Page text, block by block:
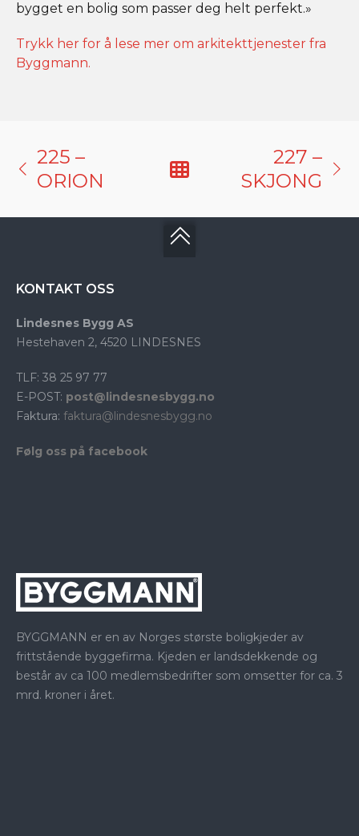
bygget en bolig som passer deg helt perfekt.»
Trykk her for å lese mer om arkitekttjenester fra
Byggmann.
225 –
ORION
227 –
SKJONG
KONTAKT OSS
Lindesnes Bygg AS
Hestehaven 2, 4520 LINDESNES
TLF: 38 25 97 77
E-POST: post@lindesnesbygg.no
Faktura: faktura@lindesnesbygg.no
Følg oss på facebook
BYGGMANN er en av Norges største boligkjeder av
frittstående byggefirma. Kjeden er landsdekkende og
består av ca 100 medlemsbedrifter som omsetter for ca. 3
mrd. kroner i året.